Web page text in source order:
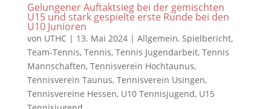
Gelungener Auftaktsieg bei der gemischten
U15 und stark gespielte erste Runde bei den
U10 Junioren
von UTHC| 13. Mai 2024| Allgemein, Spielbericht,
Team-Tennis, Tennis, Tennis Jugendarbeit, Tennis
Mannschaften, Tennisverein Hochtaunus,
Tennisverein Taunus, Tennisverein Usingen,
Tennisvereine Hessen, U10 Tennisjugend, U15